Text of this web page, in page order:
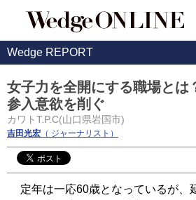
Wedge REPORT
女子力を全開にする職場とは
参入意欲を削ぐ
カワトT.P.C(山口県岩国市)
吉田光宏 （ ジャーナリスト）
定年は一応60歳となっているが、